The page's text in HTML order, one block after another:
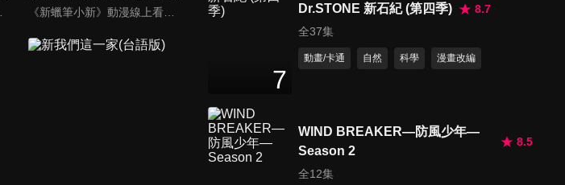
《新蠟筆小新》動漫線上看。故事舞台是在埼玉縣春日部市，一位正在「雙葉幼稚園」學習的五歲的小孩──野原新之助，在日常生活中發生的有趣好玩事。
第663集 在晴空塔求婚哦/卡莉
天好冷哦
27分鐘
7
Dr.STONE 新石紀 (第四季)
8.7
全37集
動畫/卡通 自然 科學 漫畫改編
WIND BREAKER—防風少年—
Season 2
8.5
全12集